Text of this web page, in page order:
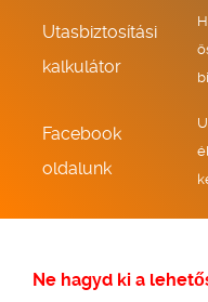
Utasbiztosítási
kalkulátor
Facebook
oldalunk
Ne hagyd ki a